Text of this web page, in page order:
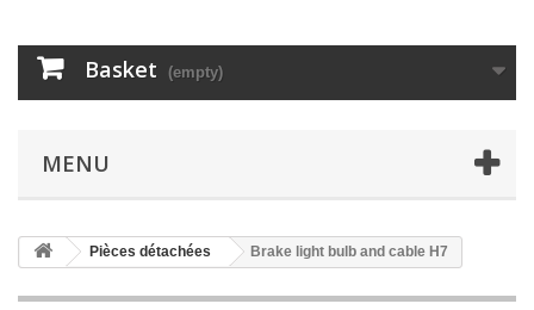
Basket (empty)
MENU
Pièces détachées Brake light bulb and cable H7